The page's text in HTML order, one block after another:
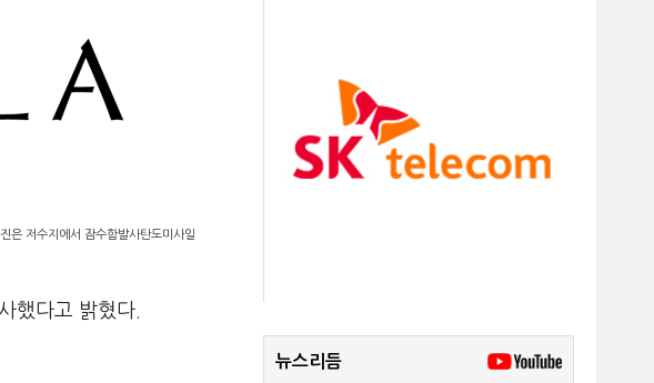
은 저수지에서 잠수함발사탄도미사일
했다고 밝혔다.
뉴스리듬